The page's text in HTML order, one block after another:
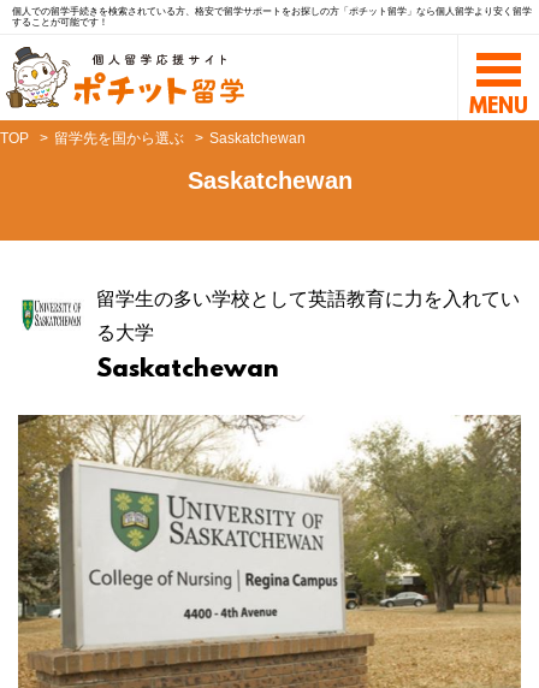
個人での留学手続きを検索されている方、格安で留学サポートをお探しの方「ポチット留学」なら個人留学より安く留学
することが可能です！
TOP 留学先を国から選ぶ Saskatchewan
Saskatchewan
留学生の多い学校として英語教育に力を入れてい
る大学
Saskatchewan